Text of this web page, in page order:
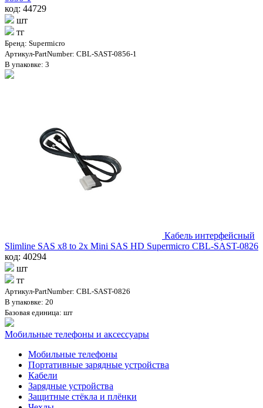
код: 44729
шт
тг
Бренд: Supermicro
Артикул-PartNumber: CBL-SAST-0856-1
В упаковке: 3
Кабель интерфейсный
Slimline SAS x8 to 2x Mini SAS HD Supermicro CBL-SAST-0826
код: 40294
шт
тг
Артикул-PartNumber: CBL-SAST-0826
В упаковке: 20
Базовая единица: шт
Мобильные телефоны и аксессуары
Мобильные телефоны
Портативные зарядные устройства
Кабели
Зарядные устройства
Защитные стёкла и плёнки